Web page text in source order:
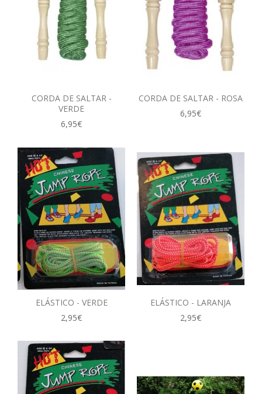
CORDA DE SALTAR -
VERDE
6,95€
CORDA DE SALTAR - ROSA
6,95€
ELÁSTICO - VERDE
2,95€
ELÁSTICO - LARANJA
2,95€